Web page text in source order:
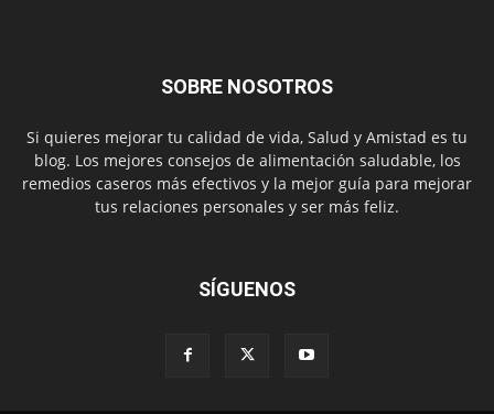
SOBRE NOSOTROS
Si quieres mejorar tu calidad de vida, Salud y Amistad es tu
blog. Los mejores consejos de alimentación saludable, los
remedios caseros más efectivos y la mejor guía para mejorar
tus relaciones personales y ser más feliz.
SÍGUENOS